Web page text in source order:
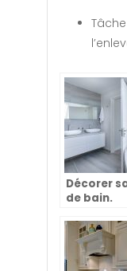
Décorer
de bain.